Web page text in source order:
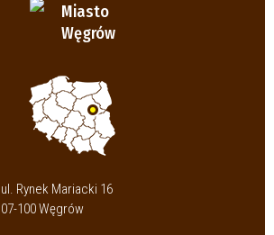
Miasto
Węgrów
ul. Rynek Mariacki 16
07-100 Węgrów